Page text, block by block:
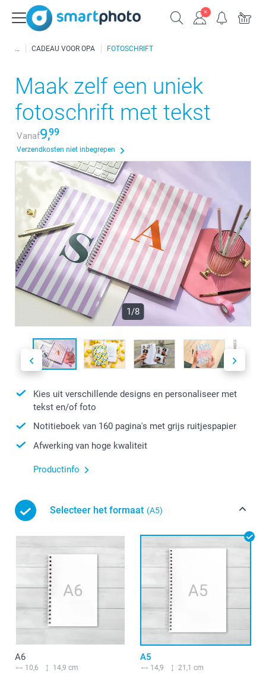
CADEAU VOOR OPA FOTOSCHRIFT
Maak zelf een uniek
fotoschrift met tekst
Vanaf9,99
Verzendkosten niet inbegrepen
1/8
Kies uit verschillende designs en personaliseer met
tekst en/of foto
Notitieboek van 160 pagina's met grijs ruitjespapier
Afwerking van hoge kwaliteit
Productinfo
Selecteer het formaat (A5)
A6
10,6 14,9 cm
A5
14,9 21,1 cm